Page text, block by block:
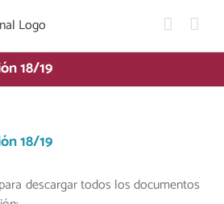
18/19
18/19
descargar todos los documentos